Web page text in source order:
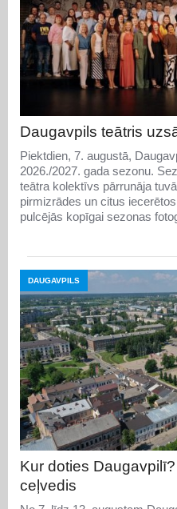
Daugavpils teātris
Piektdien, 7. augustā,
2026./2027. gada sezonu.
teātra kolektīvs pārrunāja
pirmizrādes un citus
pulcējās kopīgai sezonas
DAUGAVPILS
Kur doties
ceļvedis